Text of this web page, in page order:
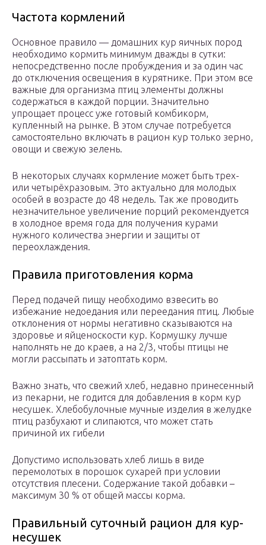
Частота кормлений
Основное правило — домашних кур яичных пород
необходимо кормить минимум дважды в сутки:
непосредственно после пробуждения и за один час
до отключения освещения в курятнике. При этом все
важные для организма птиц элементы должны
содержаться в каждой порции. Значительно
упрощает процесс уже готовый комбикорм,
купленный на рынке. В этом случае потребуется
самостоятельно включать в рацион кур только зерно,
овощи и свежую зелень.
В некоторых случаях кормление может быть трех-
или четырёхразовым. Это актуально для молодых
особей в возрасте до 48 недель. Так же проводить
незначительное увеличение порций рекомендуется
в холодное время года для получения курами
нужного количества энергии и защиты от
переохлаждения.
Правила приготовления корма
Перед подачей пищу необходимо взвесить во
избежание недоедания или переедания птиц. Любые
отклонения от нормы негативно сказываются на
здоровье и яйценоскости кур. Кормушку лучше
наполнять не до краев, а на 2/3, чтобы птицы не
могли рассыпать и затоптать корм.
Важно знать, что свежий хлеб, недавно принесенный
из пекарни, не годится для добавления в корм кур
несушек. Хлебобулочные мучные изделия в желудке
птиц разбухают и слипаются, что может стать
причиной их гибели
Допустимо использовать хлеб лишь в виде
перемолотых в порошок сухарей при условии
отсутствия плесени. Содержание такой добавки –
максимум 30 % от общей массы корма.
Правильный суточный рацион для кур-
несушек